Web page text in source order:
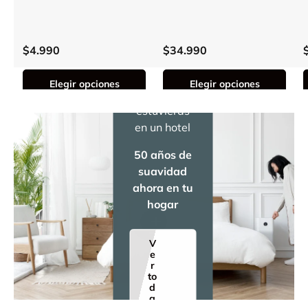
$4.990
Elegir opciones
$34.990
Elegir opciones
Ver información - Sábanas 2
Ver información - Set dos
TU
CASA
Como si
estuvieras
en un hotel
50 años de
suavidad
ahora en tu
hogar
V
e
r
to
d
a